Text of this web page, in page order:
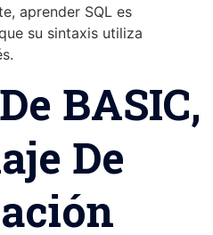
aprender SQL es
su sintaxis utiliza
BASIC,
De